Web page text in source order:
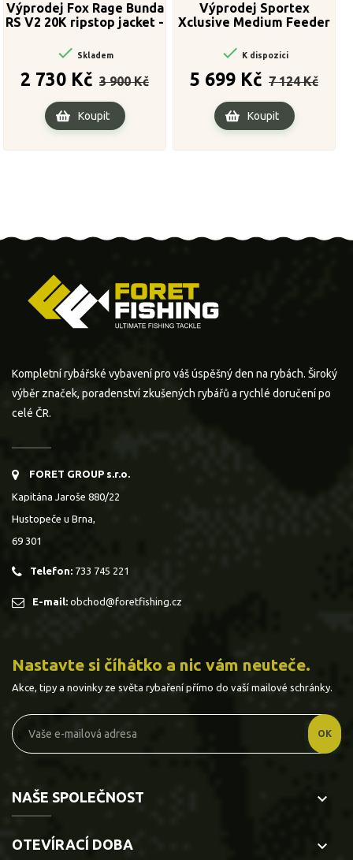
Výprodej Fox Rage Bunda
RS V2 20K ripstop jacket -
 Skladem
2 730 Kč
cena
3 900 Kč
Koupit
Výprodej Sportex
Xclusive Medium Feeder
 K dispozici
5 699 Kč
cena
7 124 Kč
Koupit
Kompletní rybářské vybavení pro váš úspěšný den na rybách. Široký
výběr značek, poradenství zkušených rybářů a rychlé doručení po
celé ČR.
FORET GROUP s.r.o.
Kapitána Jaroše 880/22
Hustopeče u Brna,
69 301
Telefon: 733 745 221
E-mail: obchod@foretfishing.cz
Nastavte si číhátko a nic vám neuteče.
Akce, tipy a novinky ze světa rybaření přímo do vaší mailové schránky.
NAŠE SPOLEČNOST keyboard_arrow_down
OTEVÍRACÍ DOBA keyboard_arrow_down